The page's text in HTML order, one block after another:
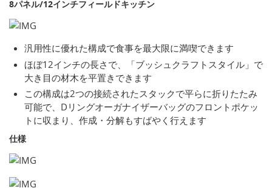
8パネル/12インチフィールドキッチン
汎用性に優れた構成で食事を最大限に満喫できます
ほぼ12インチの長さで、「ブッシュクラフトスタイル」で
大き目の材木を平置きできます
この構成は2つの接続されたスタックで平らに折りたたみ
可能で、Dリングオーガナイザーバッグのフロントポケッ
トに収まり、作成・分解もすばやく行えます
仕様